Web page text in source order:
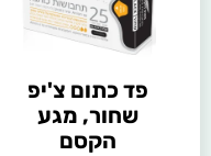
פד כתום צ'יפ
שחור, מגע
הקסם